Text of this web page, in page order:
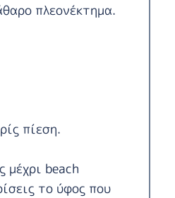
πλεονέκτημα.
πίεση.
μέχρι beach
το ύφος που